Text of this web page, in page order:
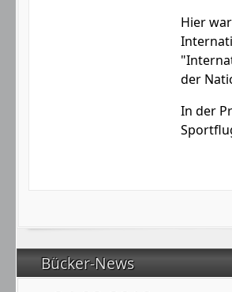
Bücker-News
Hier
der
In der